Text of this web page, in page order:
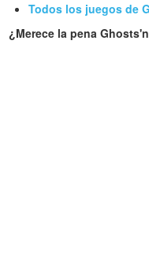
Todos los juegos de
¿Merece la pena